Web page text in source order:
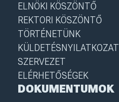
ELNÖKI KÖSZÖNTŐ
REKTORI KÖSZÖNTŐ
TÖRTÉNETÜNK
KÜLDETÉSNYILATKOZAT
SZERVEZET
ELÉRHETŐSÉGEK
DOKUMENTUMOK